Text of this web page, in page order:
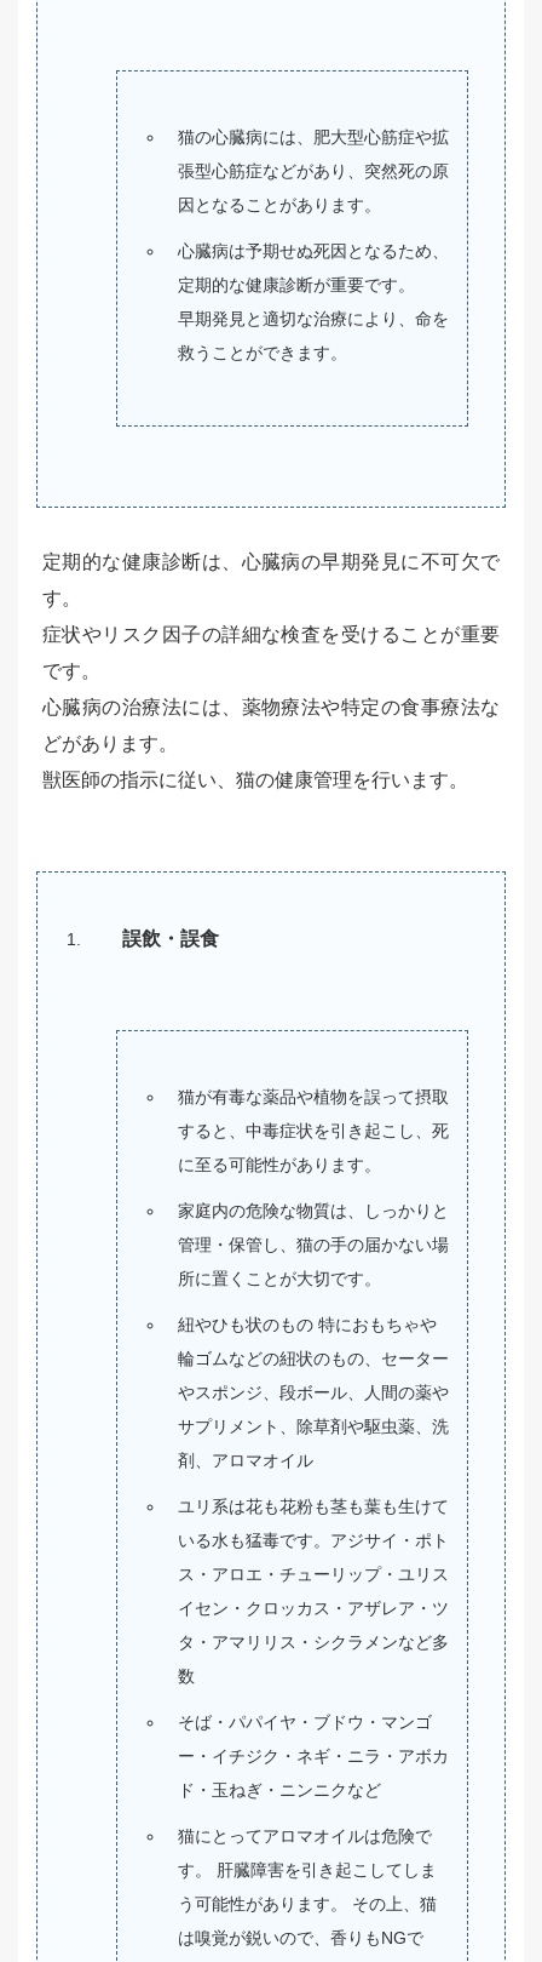
猫の心臓病には、肥大型心筋症や拡
張型心筋症などがあり、突然死の原
因となることがあります。
心臓病は予期せぬ死因となるため、
定期的な健康診断が重要です。
早期発見と適切な治療により、命を
救うことができます。
定期的な健康診断は、心臓病の早期発見に不可欠で
す。
症状やリスク因子の詳細な検査を受けることが重要
です。
心臓病の治療法には、薬物療法や特定の食事療法な
どがあります。
獣医師の指示に従い、猫の健康管理を行います。
誤飲・誤食
猫が有毒な薬品や植物を誤って摂取
すると、中毒症状を引き起こし、死
に至る可能性があります。
家庭内の危険な物質は、しっかりと
管理・保管し、猫の手の届かない場
所に置くことが大切です。
紐やひも状のもの 特におもちゃや
輪ゴムなどの紐状のもの、セーター
やスポンジ、段ボール、人間の薬や
サプリメント、除草剤や駆虫薬、洗
剤、アロマオイル
ユリ系は花も花粉も茎も葉も生けて
いる水も猛毒です。アジサイ・ポト
ス・アロエ・チューリップ・ユリス
イセン・クロッカス・アザレア・ツ
タ・アマリリス・シクラメンなど多
数
そば・パパイヤ・ブドウ・マンゴ
ー・イチジク・ネギ・ニラ・アボカ
ド・玉ねぎ・ニンニクなど
猫にとってアロマオイルは危険で
す。 肝臓障害を引き起こしてしま
う可能性があります。 その上、猫
は嗅覚が鋭いので、香りもNGで